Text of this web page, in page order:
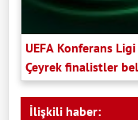
UEFA Konferans
Çeyrek finalistler
İlişkili haber: